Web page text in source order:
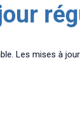
Les mises à